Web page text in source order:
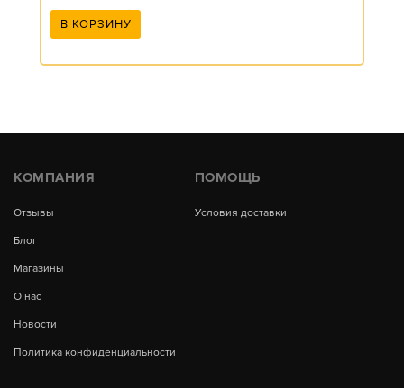
В КОРЗИНУ
КОМПАНИЯ
Отзывы
Блог
Магазины
О нас
Новости
Политика конфиденциальности
ПОМОЩЬ
Условия доставки